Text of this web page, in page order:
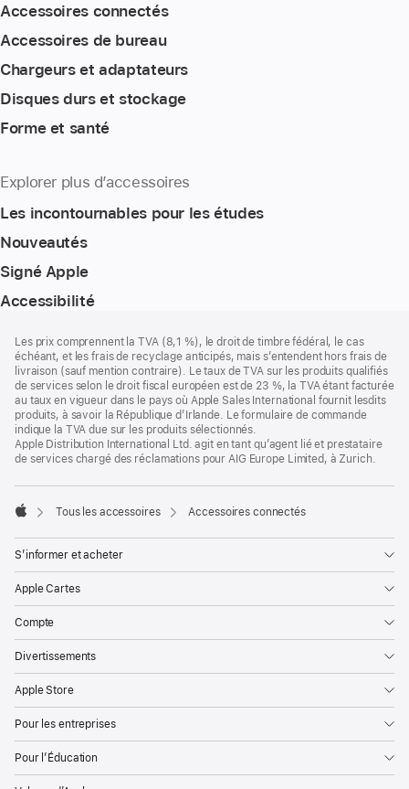
Accessoires connectés
Accessoires de bureau
Chargeurs et adaptateurs
Disques durs et stockage
Forme et santé
Explorer plus d’accessoires
Les incontournables pour les études
Nouveautés
Signé Apple
Accessibilité
de
page
de
bas
de
page
Les prix comprennent la TVA (8,1 %), le droit de timbre fédéral, le cas
échéant, et les frais de recyclage anticipés, mais s’entendent hors frais de
livraison (sauf mention contraire). Le taux de TVA sur les produits qualifiés
de services selon le droit fiscal européen est de 23 %, la TVA étant facturée
au taux en vigueur dans le pays où Apple Sales International fournit lesdits
produits, à savoir la République d’Irlande. Le formulaire de commande
indique la TVA due sur les produits sélectionnés.
Apple Distribution International Ltd. agit en tant qu’agent lié et prestataire
de services chargé des réclamations pour AIG Europe Limited, à Zurich.
Tous les accessoires Accessoires connectés
S’informer et acheter
Apple Cartes
Compte
Divertissements
Apple Store
Pour les entreprises
Pour l’Éducation